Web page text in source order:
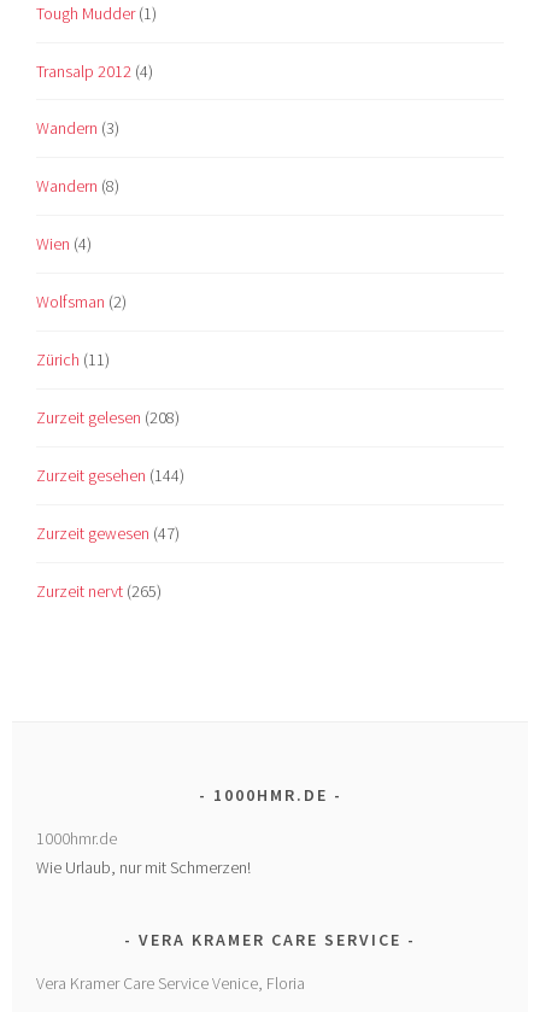
Tough Mudder(1)
Transalp 2012 (4)
Wandern (3)
Wandern (8)
Wien (4)
Wolfsman (2)
Zürich (11)
Zurzeit gelesen (208)
Zurzeit gesehen (144)
Zurzeit gewesen (47)
Zurzeit nervt (265)
1000HMR.DE
1000hmr.de
Wie Urlaub, nur mit Schmerzen!
VERA KRAMER CARE SERVICE
Vera Kramer Care Service Venice, Floria